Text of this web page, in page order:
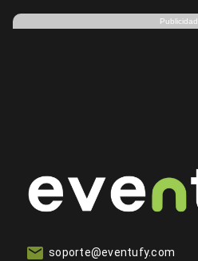
Publicidad
soporte@eventufy.com